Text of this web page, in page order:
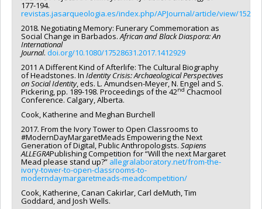
177-194.
revistas.jasarqueologia.es/index.php/APJournal/article/view/152
2018. Negotiating Memory: Funerary Commemoration as
Social Change in Barbados.African and Black Diaspora: An
International
Journal. doi.org/10.1080/17528631.2017.1412929
2011 A Different Kind of Afterlife: The Cultural Biography
of Headstones. In Identity Crisis: Archaeological Perspectives
on Social Identity, eds. L. Amundsen-Meyer, N. Engel and S.
Pickering, pp. 189-198. Proceedings of the 42nd Chacmool
Conference. Calgary, Alberta.
Cook, Katherine and Meghan Burchell
2017. From the Ivory Tower to Open Classrooms to
#ModernDayMargaretMeads Empowering the Next
Generation of Digital, Public Anthropologists. Sapiens
ALLEGRAPublishing Competition for “Will the next Margaret
Mead please stand up?” allegralaboratory.net/from-the-
ivory-tower-to-open-classrooms-to-
moderndaymargaretmeads-meadcompetition/
Cook, Katherine, Canan Cakirlar, Carl deMuth, Tim
Goddard, and Josh Wells.